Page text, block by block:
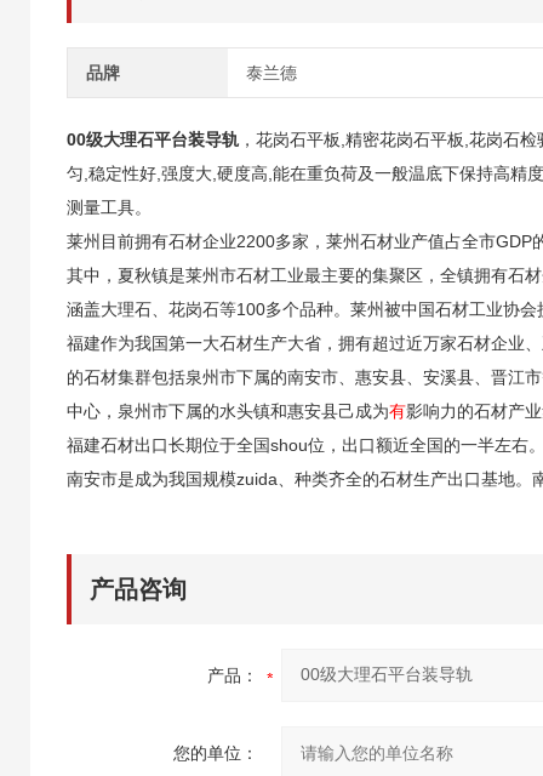
品牌 泰兰德
00级大理石平台装导轨 ，花岗石平板 ,精密花岗石平板, 花岗石检
匀,稳定性好,强度大,硬度高,能在重负荷及一般温底下保持高精
测量工具。
莱州目前拥有石材企业2200多家，莱州石材业产值占全市
其中，夏秋镇是莱州市石材工业最主要的集聚区，全镇拥有石
涵盖大理石、花岗石等100多个品种。莱州被中国石材工业协会
福建作为我国第一大石材生产大省，拥有超过近万家石材企业
的石材集群包括泉州市下属的南安市、惠安县、安溪县、晋江
中心，泉州市下属的水头镇和惠安县己成为有影响力的石材产
福建石材出口长期位于全国shou位，出口额近全国的一半左右
南安市是成为我国规模zuida、种类齐全的石材生产出口基地
产品咨询
产品：
您的单位：